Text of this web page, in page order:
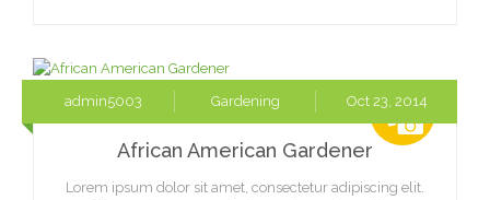
admin5003 Gardening Oct 23, 2014
African American Gardener
Lorem ipsum dolor sit amet, consectetur adipiscing elit.